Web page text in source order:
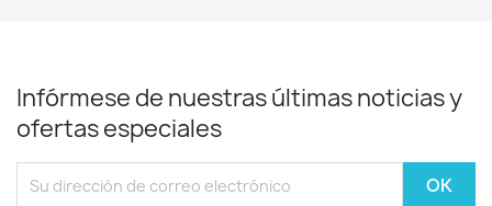
Infórmese de nuestras últimas noticias y
ofertas especiales